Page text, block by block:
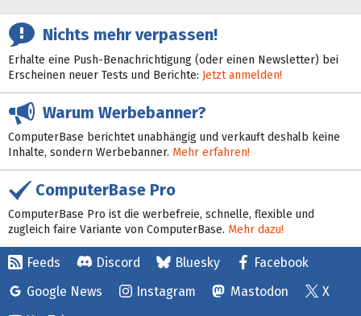
Nichts mehr verpassen!
Erhalte eine Push-Benachrichtigung (oder einen Newsletter) bei
Erscheinen neuer Tests und Berichte: Jetzt anmelden!
Warum Werbebanner?
ComputerBase berichtet unabhängig und verkauft deshalb keine
Inhalte, sondern Werbebanner. Mehr erfahren!
ComputerBase Pro
ComputerBase Pro ist die werbefreie, schnelle, flexible und
zugleich faire Variante von ComputerBase. Mehr dazu!
Feeds Discord Bluesky
Facebook
Google News
Instagram Mastodon
X